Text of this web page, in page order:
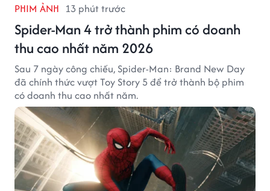
PHIM ẢNH 13 phút trước
Spider-Man 4 trở thành phim có doanh
thu cao nhất năm 2026
Sau 7 ngày công chiếu, Spider-Man: Brand New Day
đã chính thức vượt Toy Story 5 để trở thành bộ phim
có doanh thu cao nhất năm.